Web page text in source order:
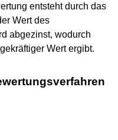
entsteht durch das
Wert des
abgezinst, wodurch
Wert ergibt.